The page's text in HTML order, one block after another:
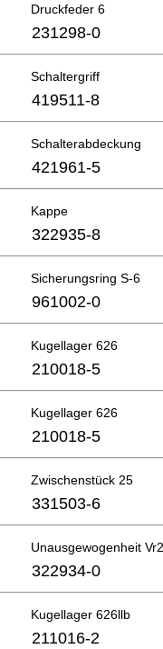
Druckfeder 6
231298-0
Schaltergriff
419511-8
Schalterabdeckung
421961-5
Kappe
322935-8
Sicherungsring S-6
961002-0
Kugellager 626
210018-5
Kugellager 626
210018-5
Zwischenstück 25
331503-6
Unausgewogenheit
322934-0
Kugellager 626llb
211016-2